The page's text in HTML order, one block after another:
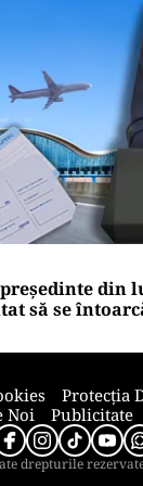
din
să se
Protecția
Noi
Publicitate
drepturile